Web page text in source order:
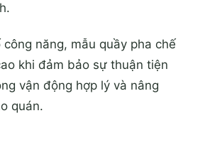
công năng, mẫu quầy pha chế
khi đảm bảo sự thuận tiện
vận động hợp lý và nâng
quán.